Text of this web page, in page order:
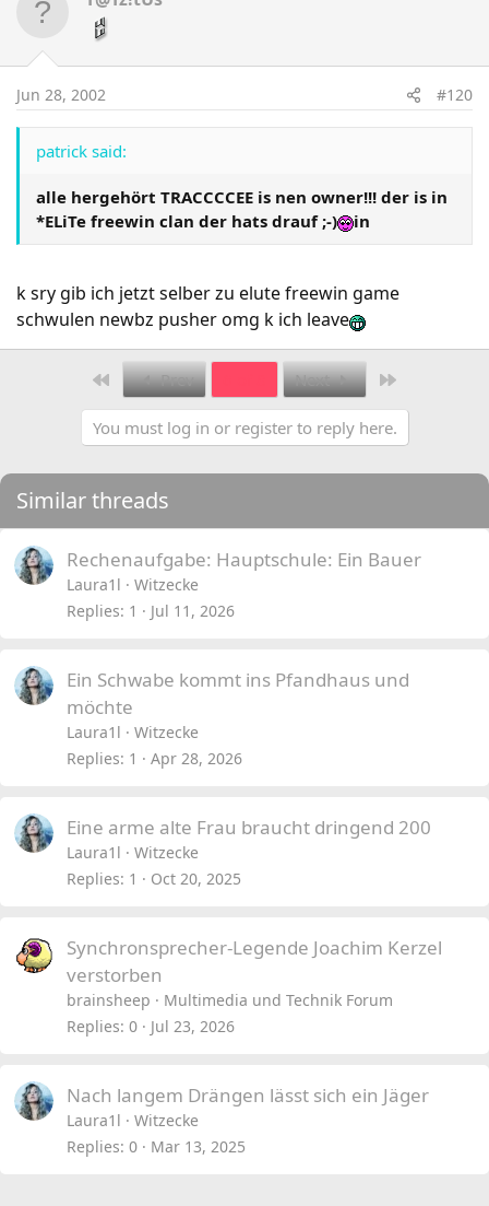
Jun 28, 2002 #120
patrick said:
alle hergehört TRACCCCEE is nen owner!!! der is in
*ELiTe freewin clan der hats drauf ;-)
in
k sry gib ich jetzt selber zu elute freewin game
schwulen newbz pusher omg k ich leave
First Prev Next
You must log in or register to reply here.
Similar threads
Rechenaufgabe: Hauptschule: Ein Bauer
Laura1l
Witzecke
Replies 1 Jul 11, 2026
Ein Schwabe kommt ins Pfandhaus und
möchte
Laura1l
Witzecke
Replies 1 Apr 28, 2026
Eine arme alte Frau braucht dringend 200
Laura1l
Witzecke
Replies 1 Oct 20, 2025
Synchronsprecher-Legende Joachim Kerzel
verstorben
brainsheep
Multimedia und Technik Forum
Replies 0 Jul 23, 2026
Nach langem Drängen lässt sich ein Jäger
Laura1l
Witzecke
Replies 0 Mar 13, 2025